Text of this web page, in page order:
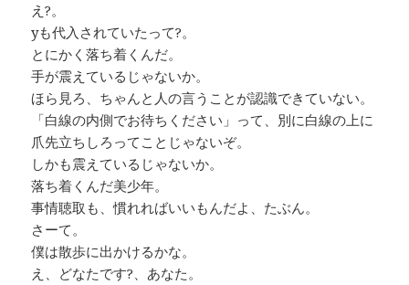
え?。
yも代入されていたって?。
とにかく落ち着くんだ。
手が震えているじゃないか。
ほら見ろ、ちゃんと人の言うことが認識できていない。
「白線の内側でお待ちください」って、別に白線の上に
爪先立ちしろってことじゃないぞ。
しかも震えているじゃないか。
落ち着くんだ美少年。
事情聴取も、慣れればいいもんだよ、たぶん。
さーて。
僕は散歩に出かけるかな。
え、どなたです?、あなた。